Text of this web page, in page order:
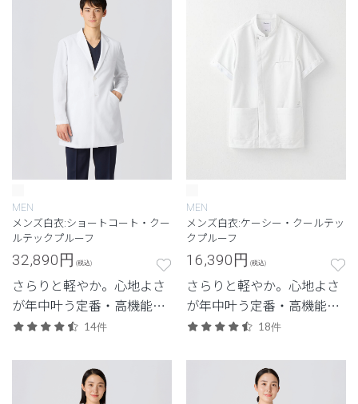
MEN
メンズ白衣:ショートコート・クー
ルテックプルーフ
32,890円 (税込)
さらりと軽やか。心地よさ
が年中叶う定番・高機能シ
リーズ。
14件
MEN
メンズ白衣:ケーシー・クールテッ
クプルーフ
16,390円 (税込)
さらりと軽やか。心地よさ
が年中叶う定番・高機能シ
リーズ。
18件